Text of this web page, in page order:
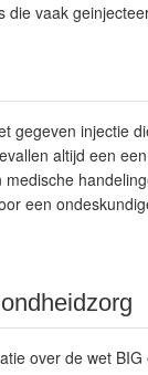
die vaak
gegeven injectie
altijd een
een
over de wet BIG